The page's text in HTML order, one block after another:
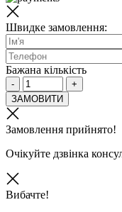
Швидке замовлення:
Бажана кількість
-
+
ЗАМОВИТИ
Замовлення прийнято!
Очікуйте дзвінка
Вибачте!